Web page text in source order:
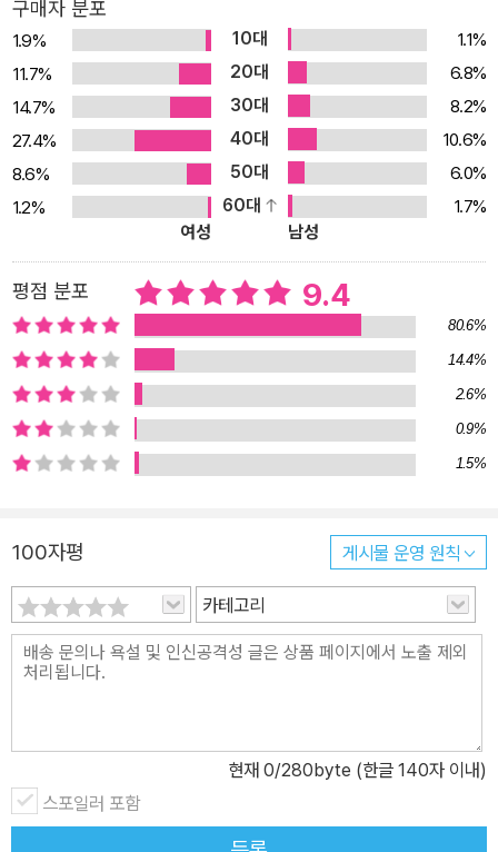
열고자 하는 세이건의 글은 오늘날에도 변함없는 울림을 갖는다.
구매자 분포
1.9% 10대
1.1%
11.7%
20대
6.8%
14.7%
30대
8.2%
27.4%
40대
10.6%
8.6%
50대
6.0%
1.2%
60대
1.7%
여성
남성
평점 분포 9.4
80.6%
14.4%
2.6%
0.9%
1.5%
100자평 게시물 운영 원칙
카테고리
현재 0/280byte (한글 140자 이내)
스포일러 포함